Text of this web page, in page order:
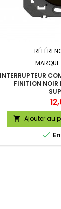
MARQUE:
INTERRUPTEUR
FINITION NOIR
 Ajouter au
